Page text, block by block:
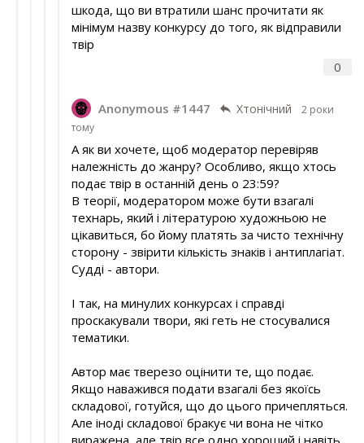
0
шкода, що ви втратили шанс прочитати як
мінімум назву конкурсу до того, як відправили
твір
Anonymous #1447 Хтонічний
2 роки
тому
А як ви хочете, щоб модератор перевіряв
належність до жанру? Особливо, якщо хтось
подає твір в останній день о 23:59?
В теорії, модератором може бути взагалі
технарь, який і літературою художньою не
цікавиться, бо йому платять за чисто технічну
сторону - звірити кількість знаків і антиплагіат.
Судді - автори.
І так, на минулих конкурсах і справді
проскакували твори, які геть не стосувалися
тематики.
Автор має тверезо оцінити те, що подає.
Якщо наважився подати взагалі без якоїсь
складової, готуйся, що до цього причепляться.
Але іноді складової бракує чи вона не чітко